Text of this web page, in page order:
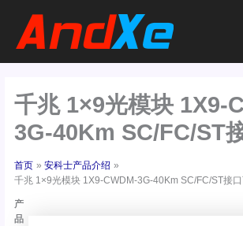
千兆 1×9光模块 1X9-
3G-40Km SC/FC/ST
首页
安科士产品介绍
千兆 1×9光模块 1X9-CWDM-3G-40Km SC/FC/ST接
产
品